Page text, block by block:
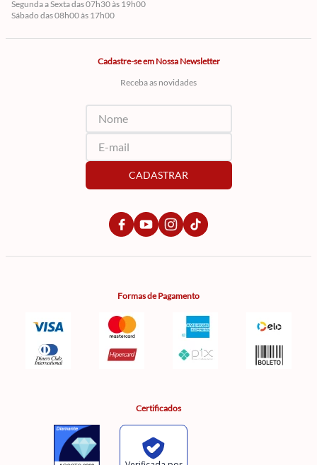
Segunda a Sexta das 07h30 às 19h00
Sábado das 08h00 às 17h00
Cadastre-se em Nossa Newsletter
Receba as novidades
CADASTRAR
Formas de Pagamento
Certificados